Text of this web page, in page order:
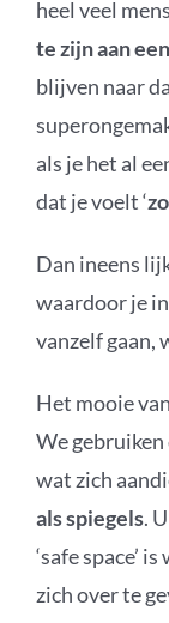
heel veel
te zijn aan
blijven naar
als je het al
dat je voelt ‘
Dan ineens
waardoor je
vanzelf gaan,
Het mooie
We gebruiken
wat zich
als spiegels.
‘safe space’
zich over te